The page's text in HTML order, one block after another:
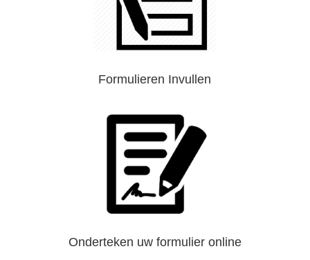
Formulieren Invullen
Onderteken uw formulier online